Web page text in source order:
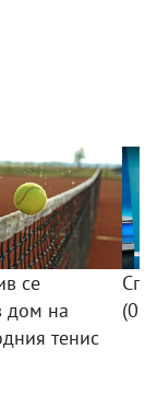
се
дом на
тенис